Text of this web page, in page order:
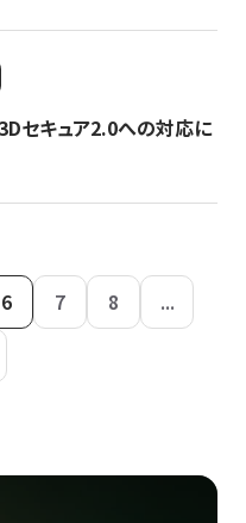
セキュア2.0への対応に
6 7 8
...